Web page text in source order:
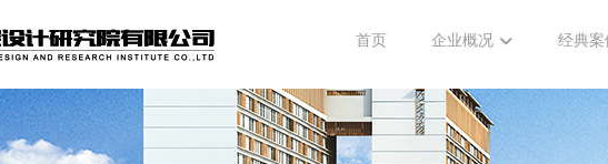
首页 企业概况 经典案